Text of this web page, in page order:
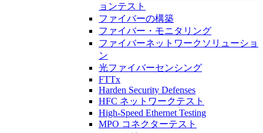
ョンテスト
ファイバーの構築
ファイバー・モニタリング
ファイバーネットワークソリューショ
ン
光ファイバーセンシング
FTTx
Harden Security Defenses
HFC ネットワークテスト
High-Speed Ethernet Testing
MPO コネクターテスト